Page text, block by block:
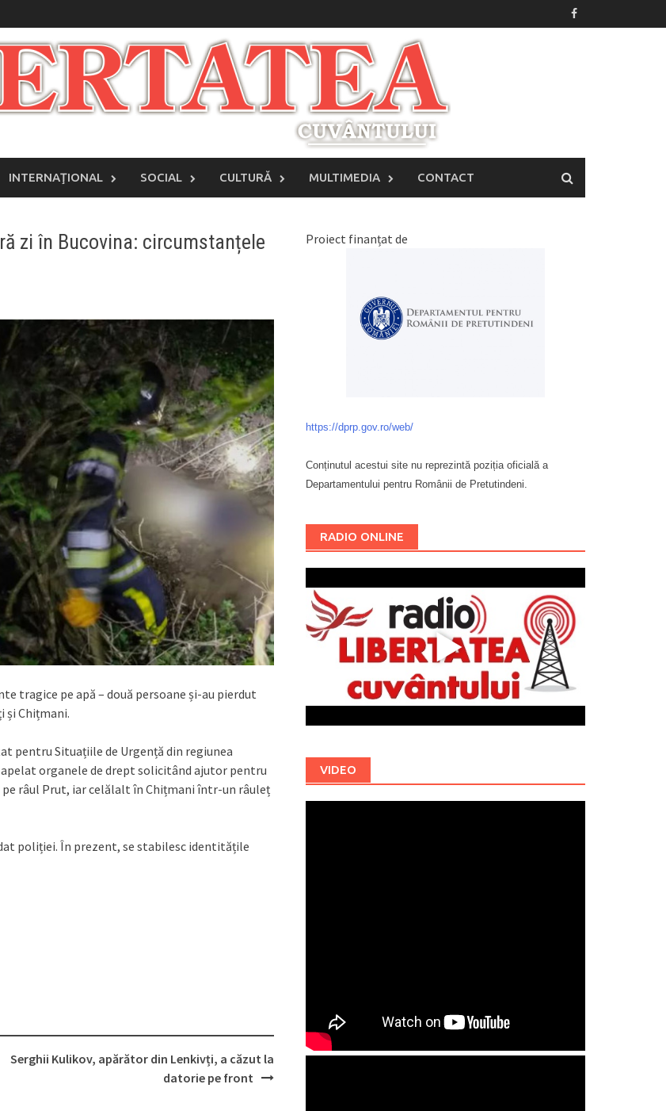
INTERNAŢIONAL SOCIAL CULTURĂ MULTIMEDIA CONTACT
zi în Bucovina: circumstanțele
tragice pe apă – două persoane și-au pierdut
și Chițmani.
pentru Situațiile de Urgență din regiunea
organele de drept solicitând ajutor pentru
pe râul Prut, iar celălalt în Chițmani într-un râuleț
poliției. În prezent, se stabilesc identitățile
Serghii Kulikov, apărător din Lenkivți, a căzut la
datorie pe front
Proiect finanțat de
https://dprp.gov.ro/web/
Conținutul acestui site nu reprezintă poziția oficială a
Departamentului pentru Românii de Pretutindeni.
RADIO ONLINE
VIDEO